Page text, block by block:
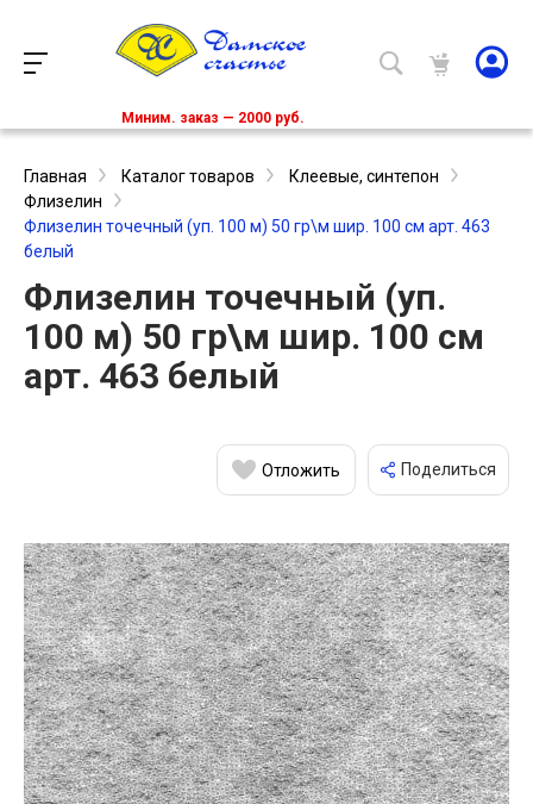
Миним. заказ — 2000 руб.
Главная Каталог товаров
Клеевые, синтепон
Флизелин
Флизелин точечный (уп. 100 м) 50 гр\м шир. 100 см арт. 463
белый
Флизелин точечный (уп.
100 м) 50 гр\м шир. 100 см
арт. 463 белый
Отложить Поделиться